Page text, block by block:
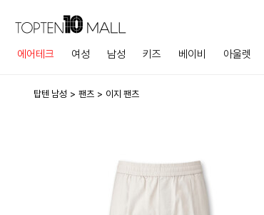
에어테크 여성 남성 키즈 베이비 아울렛
탑텐 남성 팬츠 이지 팬츠